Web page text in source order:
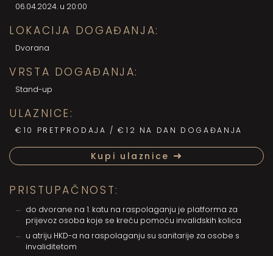
06.04.2024. u 20:00
LOKACIJA DOGAĐANJA:
Dvorana
VRSTA DOGAĐANJA:
Stand-up
ULAZNICE:
€10 PRETPRODAJA / €12 NA DAN DOGAĐANJA
Kupi ulaznice
PRISTUPAČNOST:
do dvorane na 1. katu na raspolaganju je platforma za
prijevoz osoba koje se kreću pomoću invalidskih kolica
u atriju HKD-a na raspolaganju su sanitarije za osobe s
invaliditetom